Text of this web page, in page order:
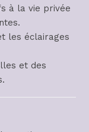
à la vie privée
les éclairages
et des